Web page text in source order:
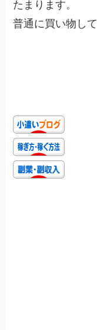
たまります。
普通に買い物し